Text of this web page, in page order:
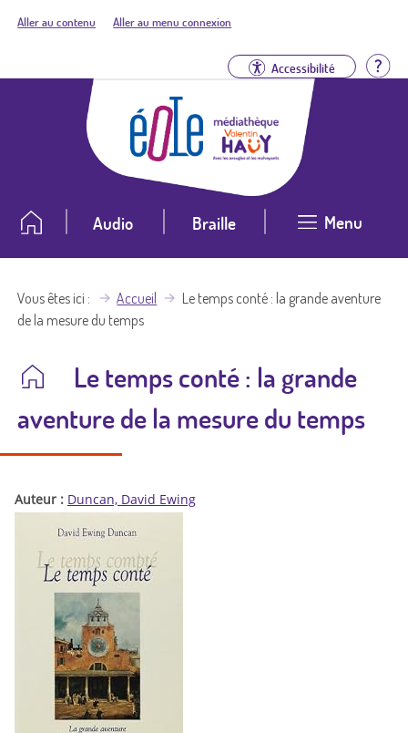
Aller au contenu Aller au menu connexion
Accessibilité
Audio Braille Menu
Vous êtes ici Accueil
Le temps conté : la grande aventure
de la mesure du temps
Le temps conté : la grande
aventure de la mesure du temps
Auteur : Duncan, David Ewing